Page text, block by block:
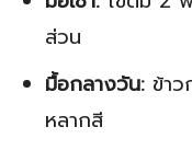
ส่วน
มื้อกลางวัน: ข้า
หลากสี